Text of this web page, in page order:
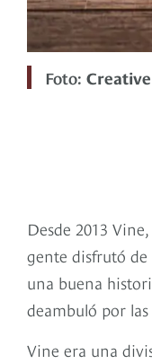
Foto:
Desde 2013
gente disfrutó de
una buena
deambuló por
Vine era una